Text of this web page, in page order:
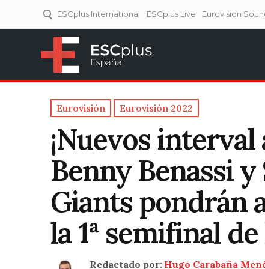
ESCplus International ESCplus Live Eurovision
Eurovisión Eurovisión 2022
¡Nuevos
Benny Benassi
Giants pondrán
la 1ª semifinal
Redactado por: Hugo Carabaña